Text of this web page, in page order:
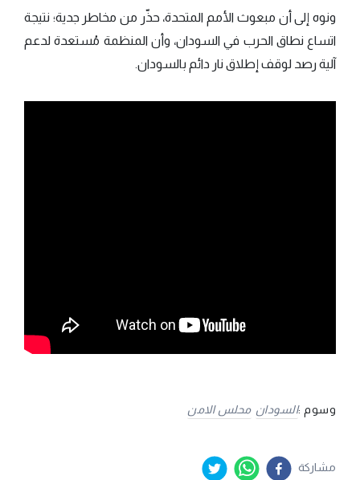
ونوه إلى أن مبعوث الأمم المتحدة، حذّر من مخاطر جدية؛ نتيجة
اتساع نطاق الحرب في السودان، وأن المنظمة مُستعدة لدعم
آلية رصد لوقف إطلاق نار دائم بالسودان.
وسوم :السودان محلس الامن
مشاركة